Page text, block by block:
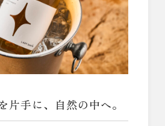
片手に、自然の中へ。